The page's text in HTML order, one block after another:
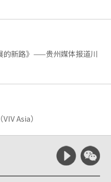
的新路》——贵州媒体报道川
Asia）